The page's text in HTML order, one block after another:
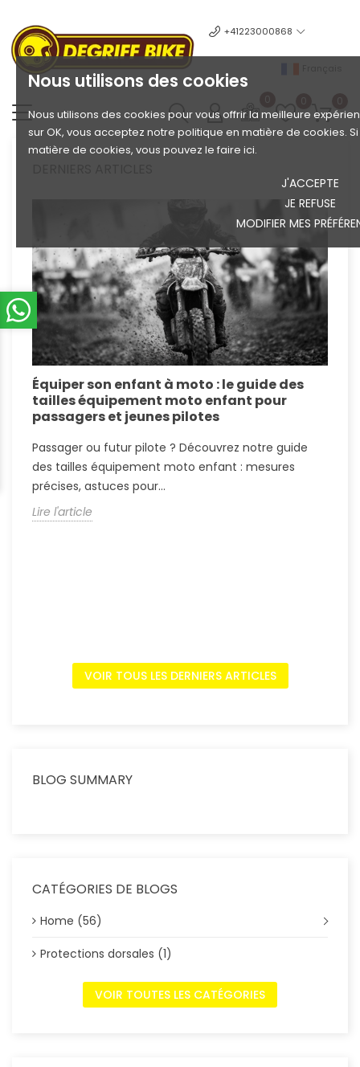
Nous utilisons des cookies
Nous utilisons des cookies pour vous offrir la meilleure
sur OK, vous acceptez notre politique en matière de cookies.
matière de cookies, vous pouvez le faire ici.
J'ACCEPTE
JE REFUSE
MODIFIER MES
+41223000868
Équiper son enfant à moto : le guide des
tailles équipement moto enfant pour
passagers et jeunes pilotes
Passager ou futur pilote ? Découvrez notre guide
des tailles équipement moto enfant : mesures
précises, astuces pour...
Lire l'article
VOIR TOUS LES DERNIERS ARTICLES
BLOG SUMMARY
CATÉGORIES DE BLOGS
Home (56)
Protections dorsales (1)
VOIR TOUTES LES CATÉGORIES